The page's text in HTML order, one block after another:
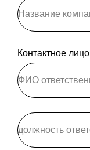
Контактное лицо